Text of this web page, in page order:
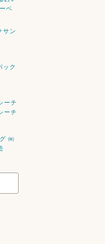
ベ
サン
ック
ーチ
ーチ
㈱